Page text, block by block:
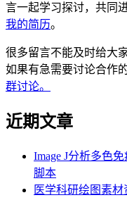
言一起学习探讨，共同
我的简历。
很多留言不能及时给大
如果有急需要讨论合作
群讨论。
近期文章
Image J分析多色
脚本
医学科研绘图素